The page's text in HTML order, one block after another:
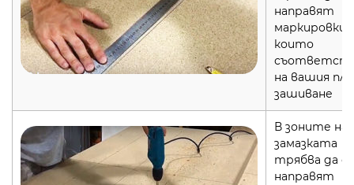
направят
маркировки,
които
на вашия
зашиване
В зоните на
замазката
трябва да се
направят